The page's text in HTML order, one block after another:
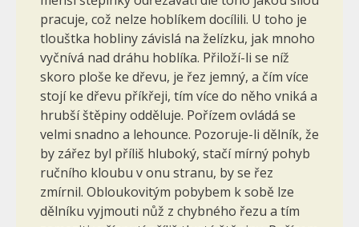
pracuje, což nelze hoblíkem docílili. U toho je
tlouštka hobliny závislá na želízku, jak mnoho
vyčnívá nad dráhu hob­líka. Přiloží-li se níž
skoro ploše ke dřevu, je řez jemný, a čím více
stojí ke dřevu příkřeji, tím více do něho vniká a
hrubší štěpiny odděluje. Pořízem ovládá se
velmi snadno a lehounce. Pozoruje-li dělník, že
by zářez byl příliš hluboký, stačí mírný pohyb
ručního kloubu v onu stranu, by se řez
zmírnil. Obloukovitým pobybem k sobě lze
dělníku vyjmouti nůž z chybného řezu a tím